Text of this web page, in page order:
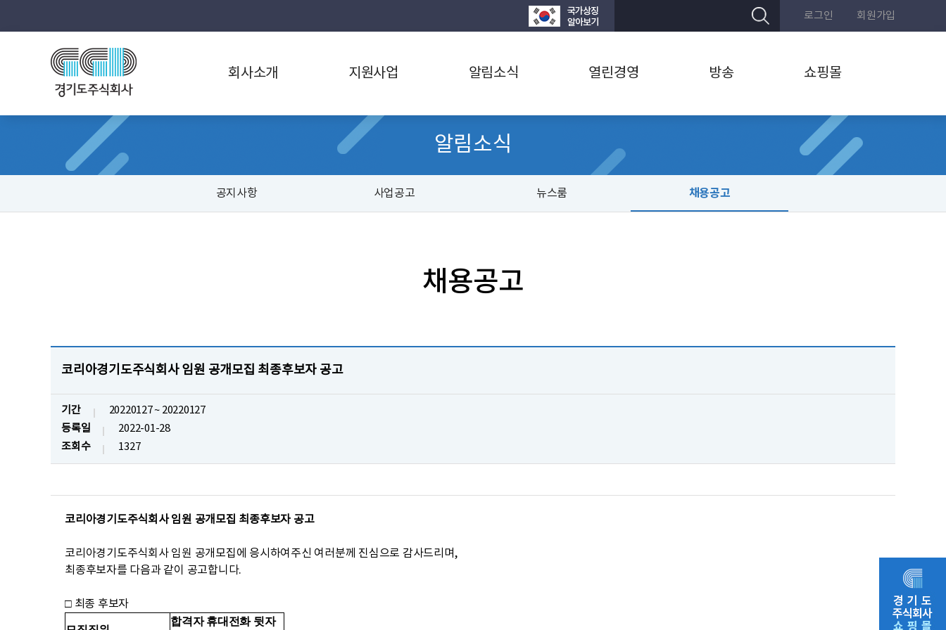
로그인 회원가입
회사소개 지원사업 알림소식 열린경영 방송 쇼핑몰
알림소식
공지사항 사업공고 뉴스룸 채용공고
채용공고
코리아경기도주식회사 임원 공개모집 최종후보자 공고
기간
20220127 ~ 20220127
등록일
2022-01-28
조회수
1327
코리아경기도주식회사 임원 공개모집 최종후보자 공고
코리아경기도주식회사 임원 공개모집에 응시하여주신 여러분께 진심으로 감사드리며,
최종후보자를 다음과 같이 공고합니다.
□ 최종 후보자
합격자 휴대전화 뒷자